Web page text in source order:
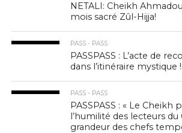
NETALI: Cheikh
mois sacré Zûl-Hijja!
PASS - PASS
PASSPASS : L’acte de
dans l’itinéraire mystique !
PASS - PASS
PASSPASS : « Le Cheikh
l’humilité des lecteurs du
grandeur des chefs